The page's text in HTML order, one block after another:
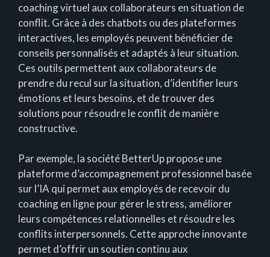
coaching virtuel aux collaborateurs en situation de
conflit. Grâce à des chatbots ou des plateformes
interactives, les employés peuvent bénéficier de
conseils personnalisés et adaptés à leur situation.
Ces outils permettent aux collaborateurs de
prendre du recul sur la situation, d’identifier leurs
émotions et leurs besoins, et de trouver des
solutions pour résoudre le conflit de manière
constructive.
Par exemple, la société BetterUp propose une
plateforme d’accompagnement professionnel basée
sur l’IA qui permet aux employés de recevoir du
coaching en ligne pour gérer le stress, améliorer
leurs compétences relationnelles et résoudre les
conflits interpersonnels. Cette approche innovante
permet d’offrir un soutien continu aux